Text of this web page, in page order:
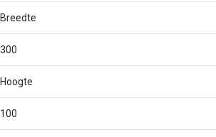
Breedte
300
Hoogte
100